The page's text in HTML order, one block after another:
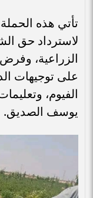
تأتي هذه
لاسترداد حق
الزراعية،
على توجيهات
الفيوم،
يوسف الصديق.